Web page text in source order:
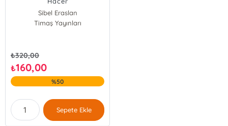
Sibel Eraslan
Timaş Yayınları
₺320,00
₺160,00
%50
Sepete Ekle